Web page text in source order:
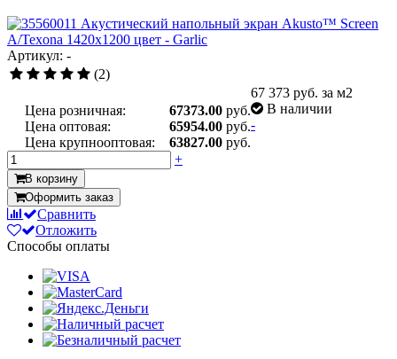
Артикул: -
(2)
Цена розничная: 67373.00 руб.
Цена оптовая:
65954.00 руб.
Цена крупнооптовая:
63827.00 руб.
67 373 руб. за м2
В наличии
-
+
В корзину
Оформить заказ
Сравнить
Отложить
Способы оплаты